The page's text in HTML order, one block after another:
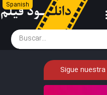
Spanish
Sigue